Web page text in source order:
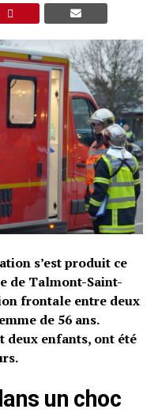
s’est produit ce
de Talmont-Saint-
frontale entre deux
de 56 ans.
deux enfants, ont été
un choc